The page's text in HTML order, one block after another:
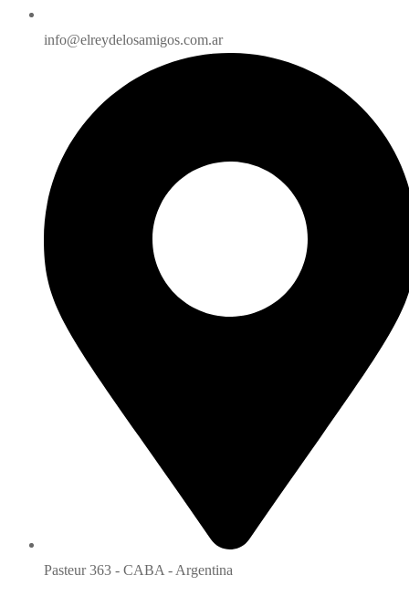
info@elreydelosamigos.com.ar
Pasteur 363 - CABA - Argentina